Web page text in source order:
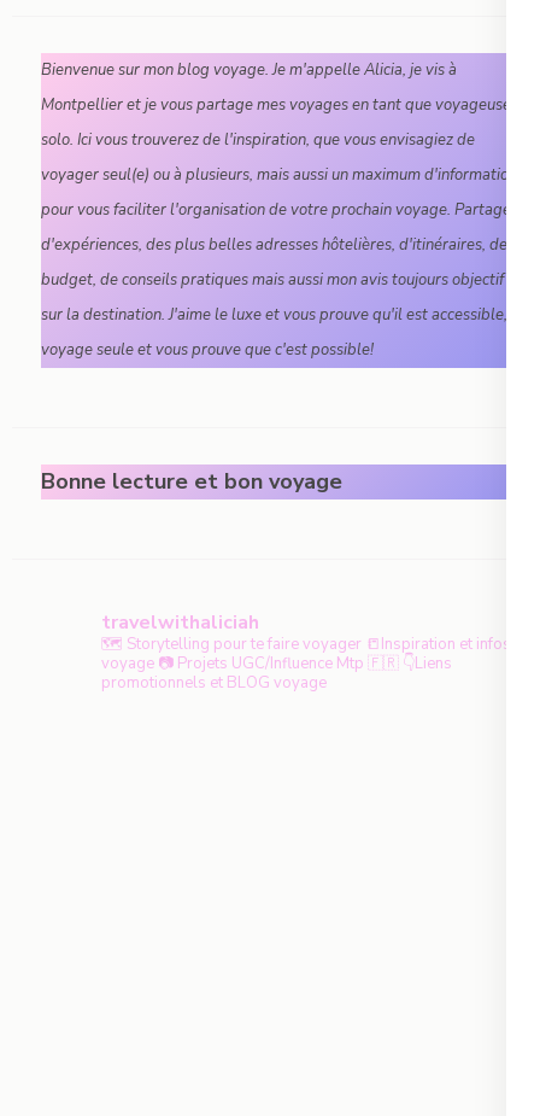
Bienvenue sur mon blog voyage. Je m'appelle Alicia, je vis à
Montpellier et je vous partage mes voyages en tant que voyageuse
solo. Ici vous trouverez de l'inspiration, que vous envisagiez de
voyager seul(e) ou à plusieurs, mais aussi un maximum d'informations
pour vous faciliter l'organisation de votre prochain voyage. Partage
d'expériences, des plus belles adresses hôtelières, d'itinéraires, de
budget, de conseils pratiques mais aussi mon avis toujours objectif
sur la destination. J'aime le luxe et vous prouve qu'il est accessible, je
voyage seule et vous prouve que c'est possible!
Bonne lecture et bon voyage
travelwithaliciah
🗺️ Storytelling pour te faire voyager 📒Inspiration et infos
voyage 📷 Projets UGC/Influence Mtp 🇫🇷 👇Liens
promotionnels et BLOG voyage